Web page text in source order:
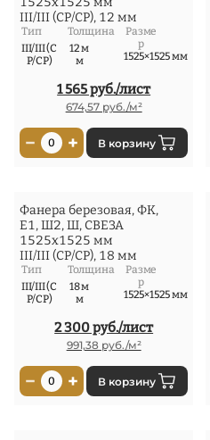
III/III (СР/СР), 12 мм
Тип
III/III (С
Р/СР)
Толщина
12 м
м
Разме
р
1525×1525 мм
1 565 руб./лист
674,57 руб./м²
− 0 + В корзину
Фанера березовая, ФК,
Е1, Ш2, Ш, СВЕЗА
1525x1525 мм
III/III (СР/СР), 18 мм
Тип
III/III (С
Р/СР)
Толщина
18 м
м
Разме
р
1525×1525 мм
2 300 руб./лист
991,38 руб./м²
− 0 + В корзину